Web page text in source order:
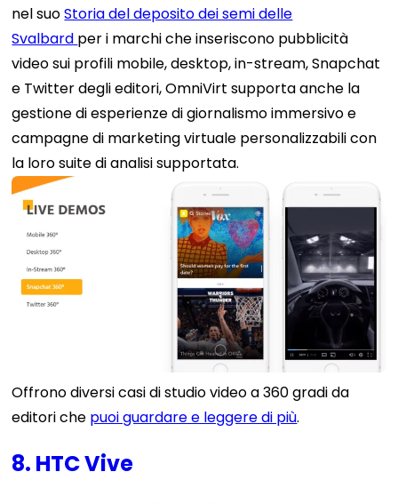
nel suoStoria del deposito dei semi delle
Svalbard per i marchi che inseriscono pubblicità
video sui profili mobile, desktop, in-stream, Snapchat
e Twitter degli editori, OmniVirt supporta anche la
gestione di esperienze di giornalismo immersivo e
campagne di marketing virtuale personalizzabili con
la loro suite di analisi supportata.
Offrono diversi casi di studio video a 360 gradi da
editori che puoi guardare e leggere di più.
8. HTC Vive